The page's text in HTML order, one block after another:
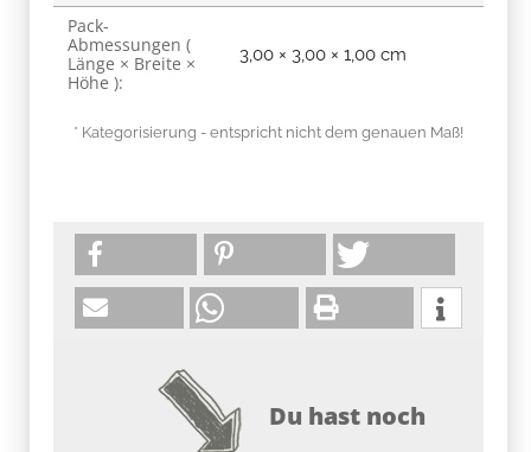
Pack-
Abmessungen (
Länge × Breite ×
Höhe ):
3,00 × 3,00 × 1,00 cm
* Kategorisierung - entspricht nicht dem genauen Maß!
Du hast noch